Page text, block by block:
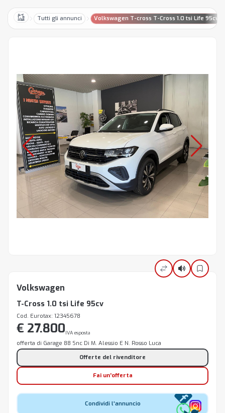
HomeTutti gli annunci Volkswagen T-cross T-Cross 1.0 tsi Life 95cv
Volkswagen
T-Cross 1.0 tsi Life 95cv
Cod. Eurotax: 12345678
€ 27.800IVA esposta
offerta di Garage 88 Snc Di M. Alessio E N. Rosso Luca
Offerte del rivenditore
Fai un'offerta
Condividi l'annuncio